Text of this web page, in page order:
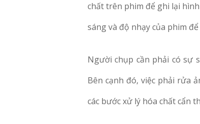
chất trên phim để ghi lại
sáng và độ nhạy của phim
Người chụp cần phải có sự
Bên cạnh đó, việc phải rửa
các bước xử lý hóa chất cẩn